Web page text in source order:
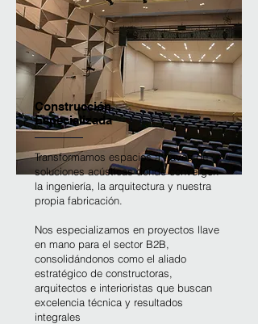
Construcción
Especializada
Transformamos espacios a través de
soluciones acústicas donde convergen
la ingeniería, la arquitectura y nuestra
propia fabricación.
Nos especializamos en proyectos llave
en mano para el sector B2B,
consolidándonos como el aliado
estratégico de constructoras,
arquitectos e interioristas que buscan
excelencia técnica y resultados
integrales